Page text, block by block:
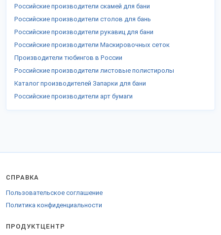
Российские производители скамей для бани
Российские производители столов для бань
Российские производители рукавиц для бани
Российские производители Маскировочных сеток
Производители тюбингов в России
Российские производители листовые полистиролы
Каталог производителей Запарки для бани
Российские производители арт бумаги
СПРАВКА
Пользовательское соглашение
Политика конфиденциальности
ПРОДУКТЦЕНТР